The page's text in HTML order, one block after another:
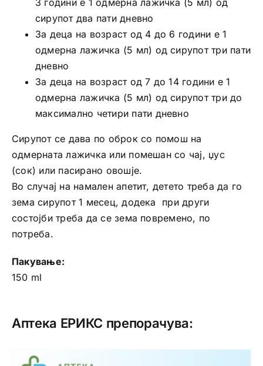
3 години е 1 одмерна лажичка (5 мл) од
сирупот два пати дневно
За деца на возраст од 4 до 6 години е 1
одмерна лажичка (5 мл) од сирупот три пати
дневно
За деца на возраст од 7 до 14 години е 1
одмерна лажичка (5 мл) од сирупот три до
максимално четири пати дневно
Сирупот се дава по оброк со помош на
одмерната лажичка или помешан со чај, џус
(сок) или пасирано овошје.
Во случај на намален апетит, детето треба да го
зема сирупот 1 месец, додека при други
состојби треба да се зема повремено, по
потреба.
Пакување:
150 ml
Аптека ЕРИКС препорачува: